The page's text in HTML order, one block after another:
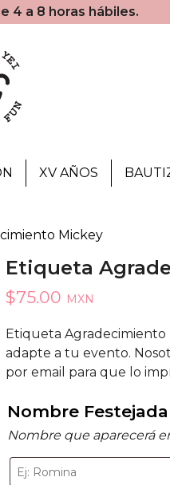
4 a 8 horas hábiles.
XV AÑOS
Mickey
Etiqueta
$75.00 MXN
Etiqueta Agradecimiento
adapte a tu evento.
por email para que lo
Nombre Festejada
Nombre que aparecerá